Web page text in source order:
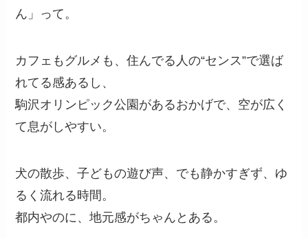
ん」って。
カフェもグルメも、住んでる人の“センス”で選ば
れてる感あるし、
駒沢オリンピック公園があるおかげで、空が広く
て息がしやすい。
犬の散歩、子どもの遊び声、でも静かすぎず、ゆ
るく流れる時間。
都内やのに、地元感がちゃんとある。